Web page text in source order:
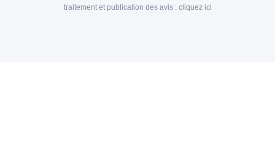
traitement et publication des avis : cliquez ici